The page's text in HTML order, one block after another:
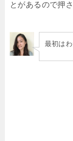
とがあるので押
最初は